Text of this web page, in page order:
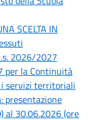
SCELTA IN
2026/2027
per la Continuità
i servizi territoriali
presentazione
al 30.06.2026 (ore